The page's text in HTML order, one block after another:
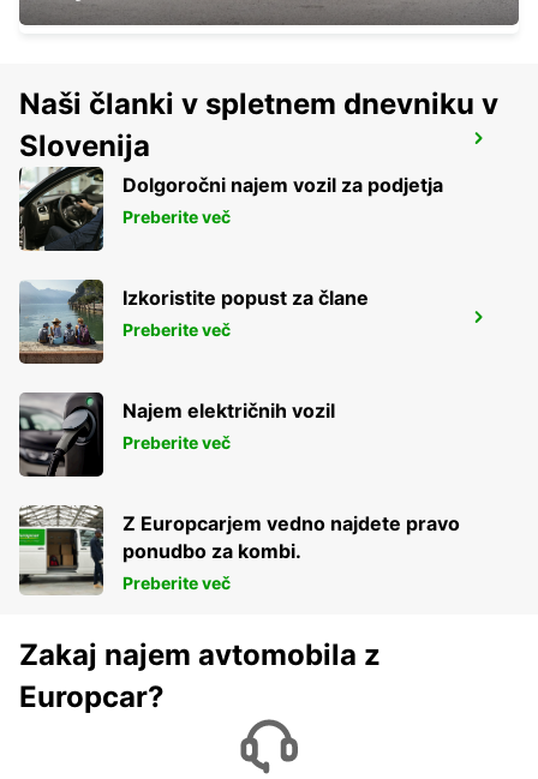
VINA DEL MAR BRANCH
VINA DEL MAR - CHILE
MENDOZA EL PLUMERILLO AIRPORT
MENDOZA - ARGENTINA
Naši članki v spletnem dnevniku v
Slovenija
Dolgoročni najem vozil za podjetja
Preberite več
Izkoristite popust za člane
Preberite več
Najem električnih vozil
Preberite več
Z Europcarjem vedno najdete pravo
ponudbo za kombi.
Preberite več
Zakaj najem avtomobila z
Europcar?